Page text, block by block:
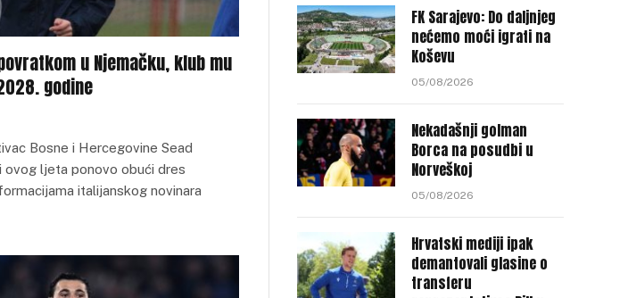
u Njemačku, klub mu
godine
Bosne i Hercegovine Sead
ovog ljeta ponovo obući dres
italijanskog novinara
FK Sarajevo: Do daljnjeg
nećemo moći igrati na
Koševu
05/08/2026
Nekadašnji golman
Borca na posudbi u
Norveškoj
05/08/2026
Hrvatski mediji ipak
demantovali glasine o
transferu